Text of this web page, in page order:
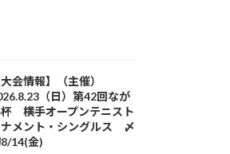
大会情報】（主催）
（日）第42回なが
杯 横手オープンテニスト
メント・シングルス 〆
14(金)